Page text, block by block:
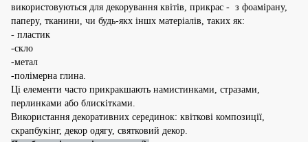
використовуються для декорування квітів, прикрас - з фоамірану,
паперу, тканини, чи будь-якх іншх матеріалів, таких як:
- пластик
-скло
-метал
-полімерна глина.
Ці елементи часто прикракшають намистинками, стразами,
перлинками або блискітками.
Використання декоративних серединок: квіткові композиції,
скрапбукінг, декор одягу, святковий декор.